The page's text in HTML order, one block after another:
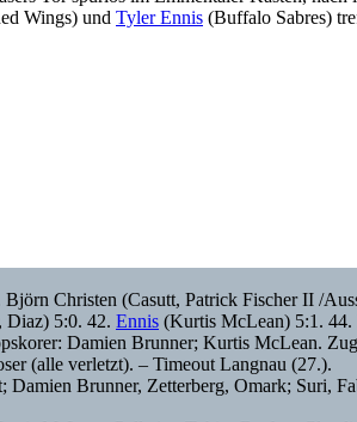
Wings) und Tyler Ennis (Buffalo Sabres)
Christen (Casutt, Patrick Fischer II /
Diaz) 5:0. 42. Ennis (Kurtis McLean) 5:1.
Damien Brunner; Kurtis McLean.
(alle verletzt). – Timeout Langnau (27.).
Brunner, Zetterberg, Omark; Suri,